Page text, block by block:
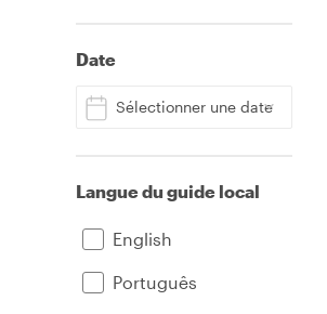
Date
Sélectionner une date
Langue du guide local
English
Português